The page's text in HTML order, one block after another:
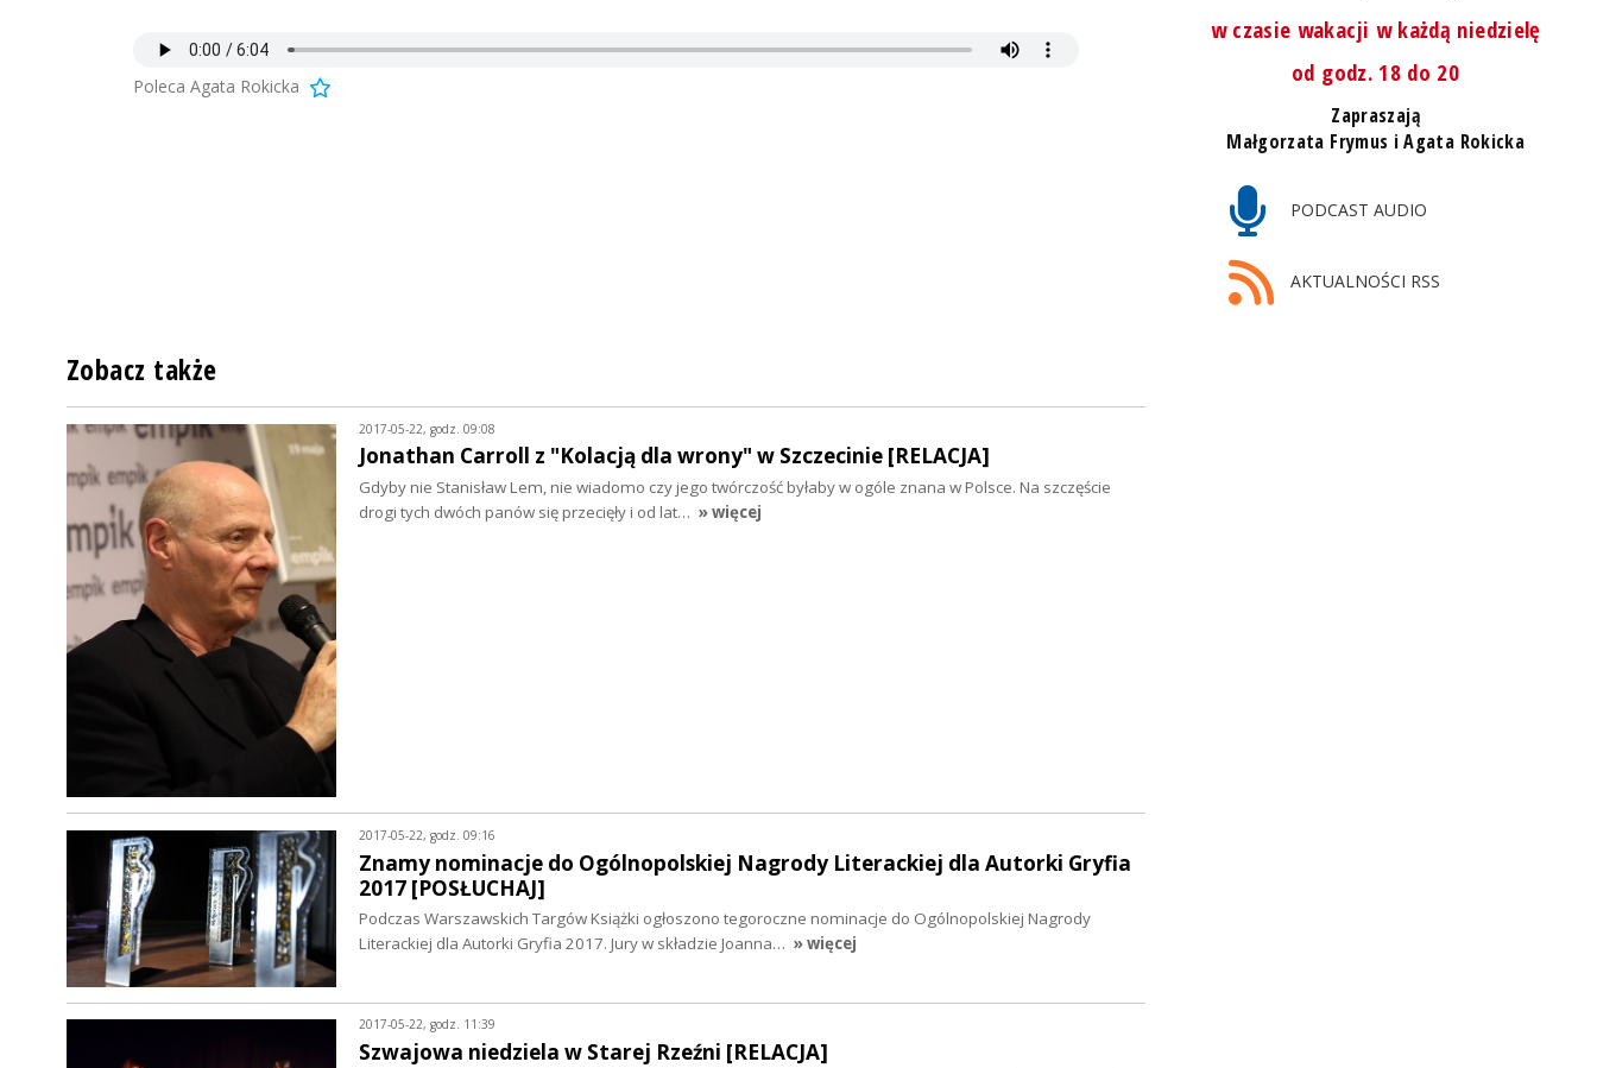
Poleca Agata Rokicka
w czasie wakacji w każdą niedzielę
od godz. 18 do 20
Zapraszają
Małgorzata Frymus i Agata Rokicka
PODCAST AUDIO
AKTUALNOŚCI RSS
Zobacz także
2017-05-22, godz. 09:08
Jonathan Carroll z "Kolacją dla wrony" w Szczecinie [RELACJA]
Gdyby nie Stanisław Lem, nie wiadomo czy jego twórczość byłaby w ogóle znana w Polsce. Na szczęście
drogi tych dwóch panów się przecięły i od lat… » więcej
2017-05-22, godz. 09:16
Znamy nominacje do Ogólnopolskiej Nagrody Literackiej dla Autorki Gryfia
2017 [POSŁUCHAJ]
Podczas Warszawskich Targów Książki ogłoszono tegoroczne nominacje do Ogólnopolskiej Nagrody
Literackiej dla Autorki Gryfia 2017. Jury w składzie Joanna… » więcej
2017-05-22, godz. 11:39
Szwajowa niedziela w Starej Rzeźni [RELACJA]